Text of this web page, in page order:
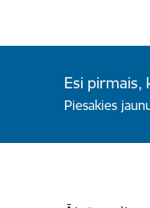
Esi pirmais,
Piesakies